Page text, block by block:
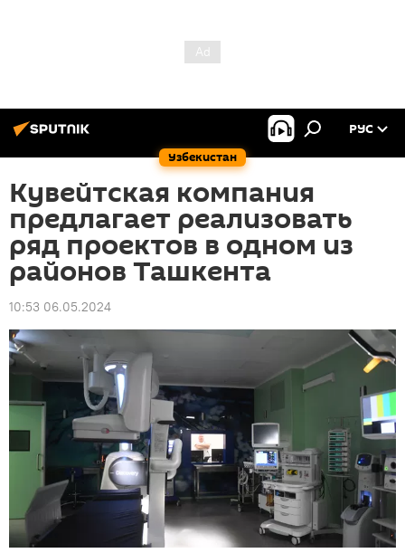
Узбекистан
РУС
Кувейтская компания
предлагает реализовать
ряд проектов в одном из
районов Ташкента
10:53 06.05.2024